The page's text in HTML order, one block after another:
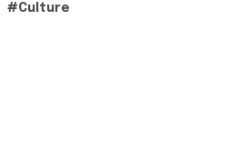
#Culture